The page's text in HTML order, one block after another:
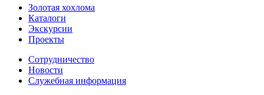
Золотая хохлома
Каталоги
Экскурсии
Проекты
Сотрудничество
Новости
Служебная информация